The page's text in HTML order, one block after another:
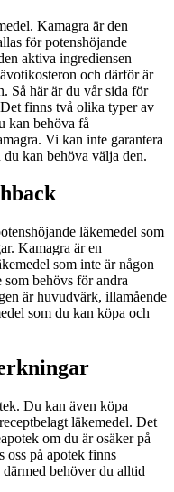
Kamagra är den
för potenshöjande
aktiva ingrediensen
och därför är
Så här är du vår sida för
finns två olika typer av
kan behöva få
Vi kan inte garantera
kan behöva välja den.
läkemedel som
Kamagra är en
som inte är någon
behövs för andra
är huvudvärk, illamående
som du kan köpa och
Du kan även köpa
läkemedel. Det
om du är osäker på
oss på apotek finns
behöver du alltid